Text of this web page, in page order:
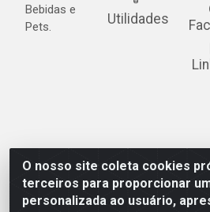
O nosso site coleta cookies
terceiros para proporcionar
personalizada ao usuário,
Bebidas e
Pets.
Utilidades
Cardeal Distribuidora - Estrada
do Moura - Caruaru/PE - CEP